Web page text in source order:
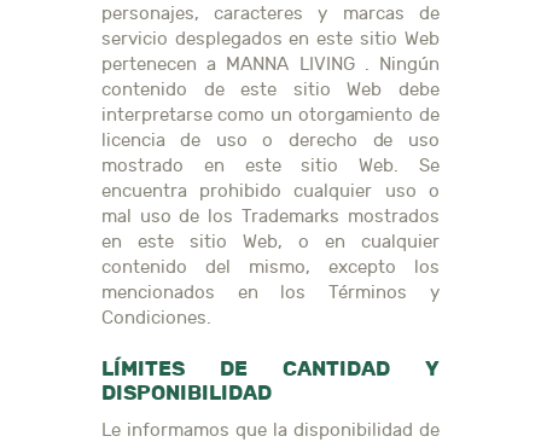
personajes, caracteres y marcas de
servicio desplegados en este sitio Web
pertenecen a MANNA LIVING . Ningún
contenido de este sitio Web debe
interpretarse como un otorgamiento de
licencia de uso o derecho de uso
mostrado en este sitio Web. Se
encuentra prohibido cualquier uso o
mal uso de los Trademarks mostrados
en este sitio Web, o en cualquier
contenido del mismo, excepto los
mencionados en los Términos y
Condiciones.
LÍMITES DE CANTIDAD Y
DISPONIBILIDAD
Le informamos que la disponibilidad de